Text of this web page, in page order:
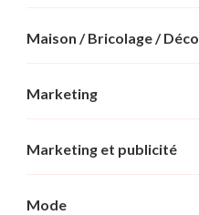
Maison / Bricolage / Déco
Marketing
Marketing et publicité
Mode